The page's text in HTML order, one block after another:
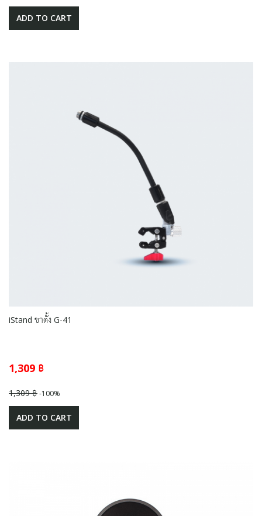
ADD TO CART
iStand ขาตั้ง G-41
1,309 ฿
1,309 ฿-100%
ADD TO CART